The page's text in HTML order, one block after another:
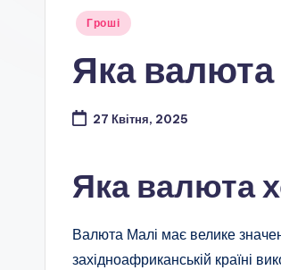
Опубліковано
Гроші
Яка
27 Квітня, 2025
Яка валюта
Валюта Малі має велике
західноафриканській країні